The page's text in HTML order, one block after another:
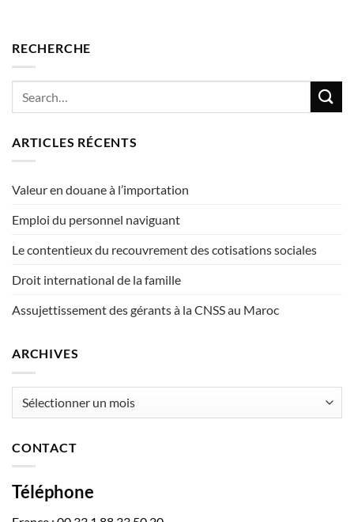
RECHERCHE
ARTICLES RÉCENTS
Valeur en douane à l’importation
Emploi du personnel naviguant
Le contentieux du recouvrement des cotisations sociales
Droit international de la famille
Assujettissement des gérants à la CNSS au Maroc
ARCHIVES
CONTACT
Téléphone